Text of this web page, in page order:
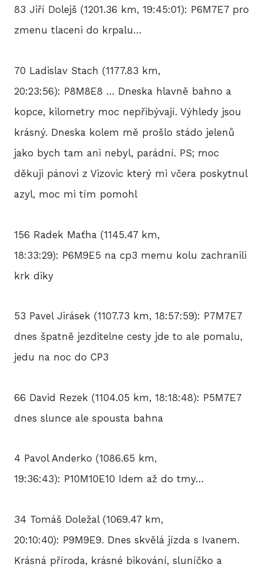
83 Jiří Dolejš (1201.36 km, 19:45:01): P6M7E7 pro
zmenu tlaceni do krpalu…
70 Ladislav Stach (1177.83 km,
20:23:56): P8M8E8 … Dneska hlavně bahno a
kopce, kilometry moc nepřibývají. Výhledy jsou
krásný. Dneska kolem mě prošlo stádo jelenů
jako bych tam ani nebyl, parádní. PS; moc
děkuji pánovi z Vizovic který mi včera poskytnul
azyl, moc mi tím pomohl
156 Radek Maťha (1145.47 km,
18:33:29): P6M9E5 na cp3 memu kolu zachranili
krk diky
53 Pavel Jirásek (1107.73 km, 18:57:59): P7M7E7
dnes špatně jezditelne cesty jde to ale pomalu,
jedu na noc do CP3
66 David Rezek (1104.05 km, 18:18:48): P5M7E7
dnes slunce ale spousta bahna
4 Pavol Anderko (1086.65 km,
19:36:43): P10M10E10 Idem až do tmy…
34 Tomáš Doležal (1069.47 km,
20:10:40): P9M9E9. Dnes skvělá jízda s Ivanem.
Krásná příroda, krásné bikování, sluníčko a